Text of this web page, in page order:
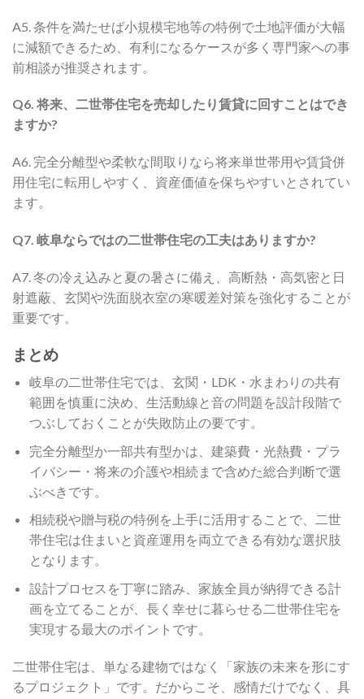
A5. 条件を満たせば小規模宅地等の特例で土地評価が大幅
に減額できるため、有利になるケースが多く専門家への事
前相談が推奨されます。
Q6. 将来、二世帯住宅を売却したり賃貸に回すことはでき
ますか?
A6. 完全分離型や柔軟な間取りなら将来単世帯用や賃貸併
用住宅に転用しやすく、資産価値を保ちやすいとされてい
ます。
Q7. 岐阜ならではの二世帯住宅の工夫はありますか?
A7. 冬の冷え込みと夏の暑さに備え、高断熱・高気密と日
射遮蔽、玄関や洗面脱衣室の寒暖差対策を強化することが
重要です。
まとめ
岐阜の二世帯住宅では、玄関・LDK・水まわりの共有
範囲を慎重に決め、生活動線と音の問題を設計段階で
つぶしておくことが失敗防止の要です。
完全分離型か一部共有型かは、建築費・光熱費・プラ
イバシー・将来の介護や相続まで含めた総合判断で選
ぶべきです。
相続税や贈与税の特例を上手に活用することで、二世
帯住宅は住まいと資産運用を両立できる有効な選択肢
となります。
設計プロセスを丁寧に踏み、家族全員が納得できる計
画を立てることが、長く幸せに暮らせる二世帯住宅を
実現する最大のポイントです。
二世帯住宅は、単なる建物ではなく「家族の未来を形にす
るプロジェクト」です。だからこそ、感情だけでなく、具